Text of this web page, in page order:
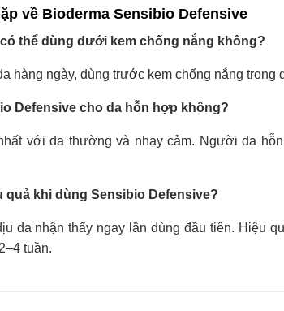
về Bioderma Sensibio Defensive
thể dùng dưới kem chống nắng không?
hàng ngày, dùng trước kem chống nắng trong
Defensive cho da hỗn hợp không?
với da thường và nhạy cảm. Người da
quả khi dùng Sensibio Defensive?
da nhận thấy ngay lần dùng đầu tiên. Hiệu
tuần.